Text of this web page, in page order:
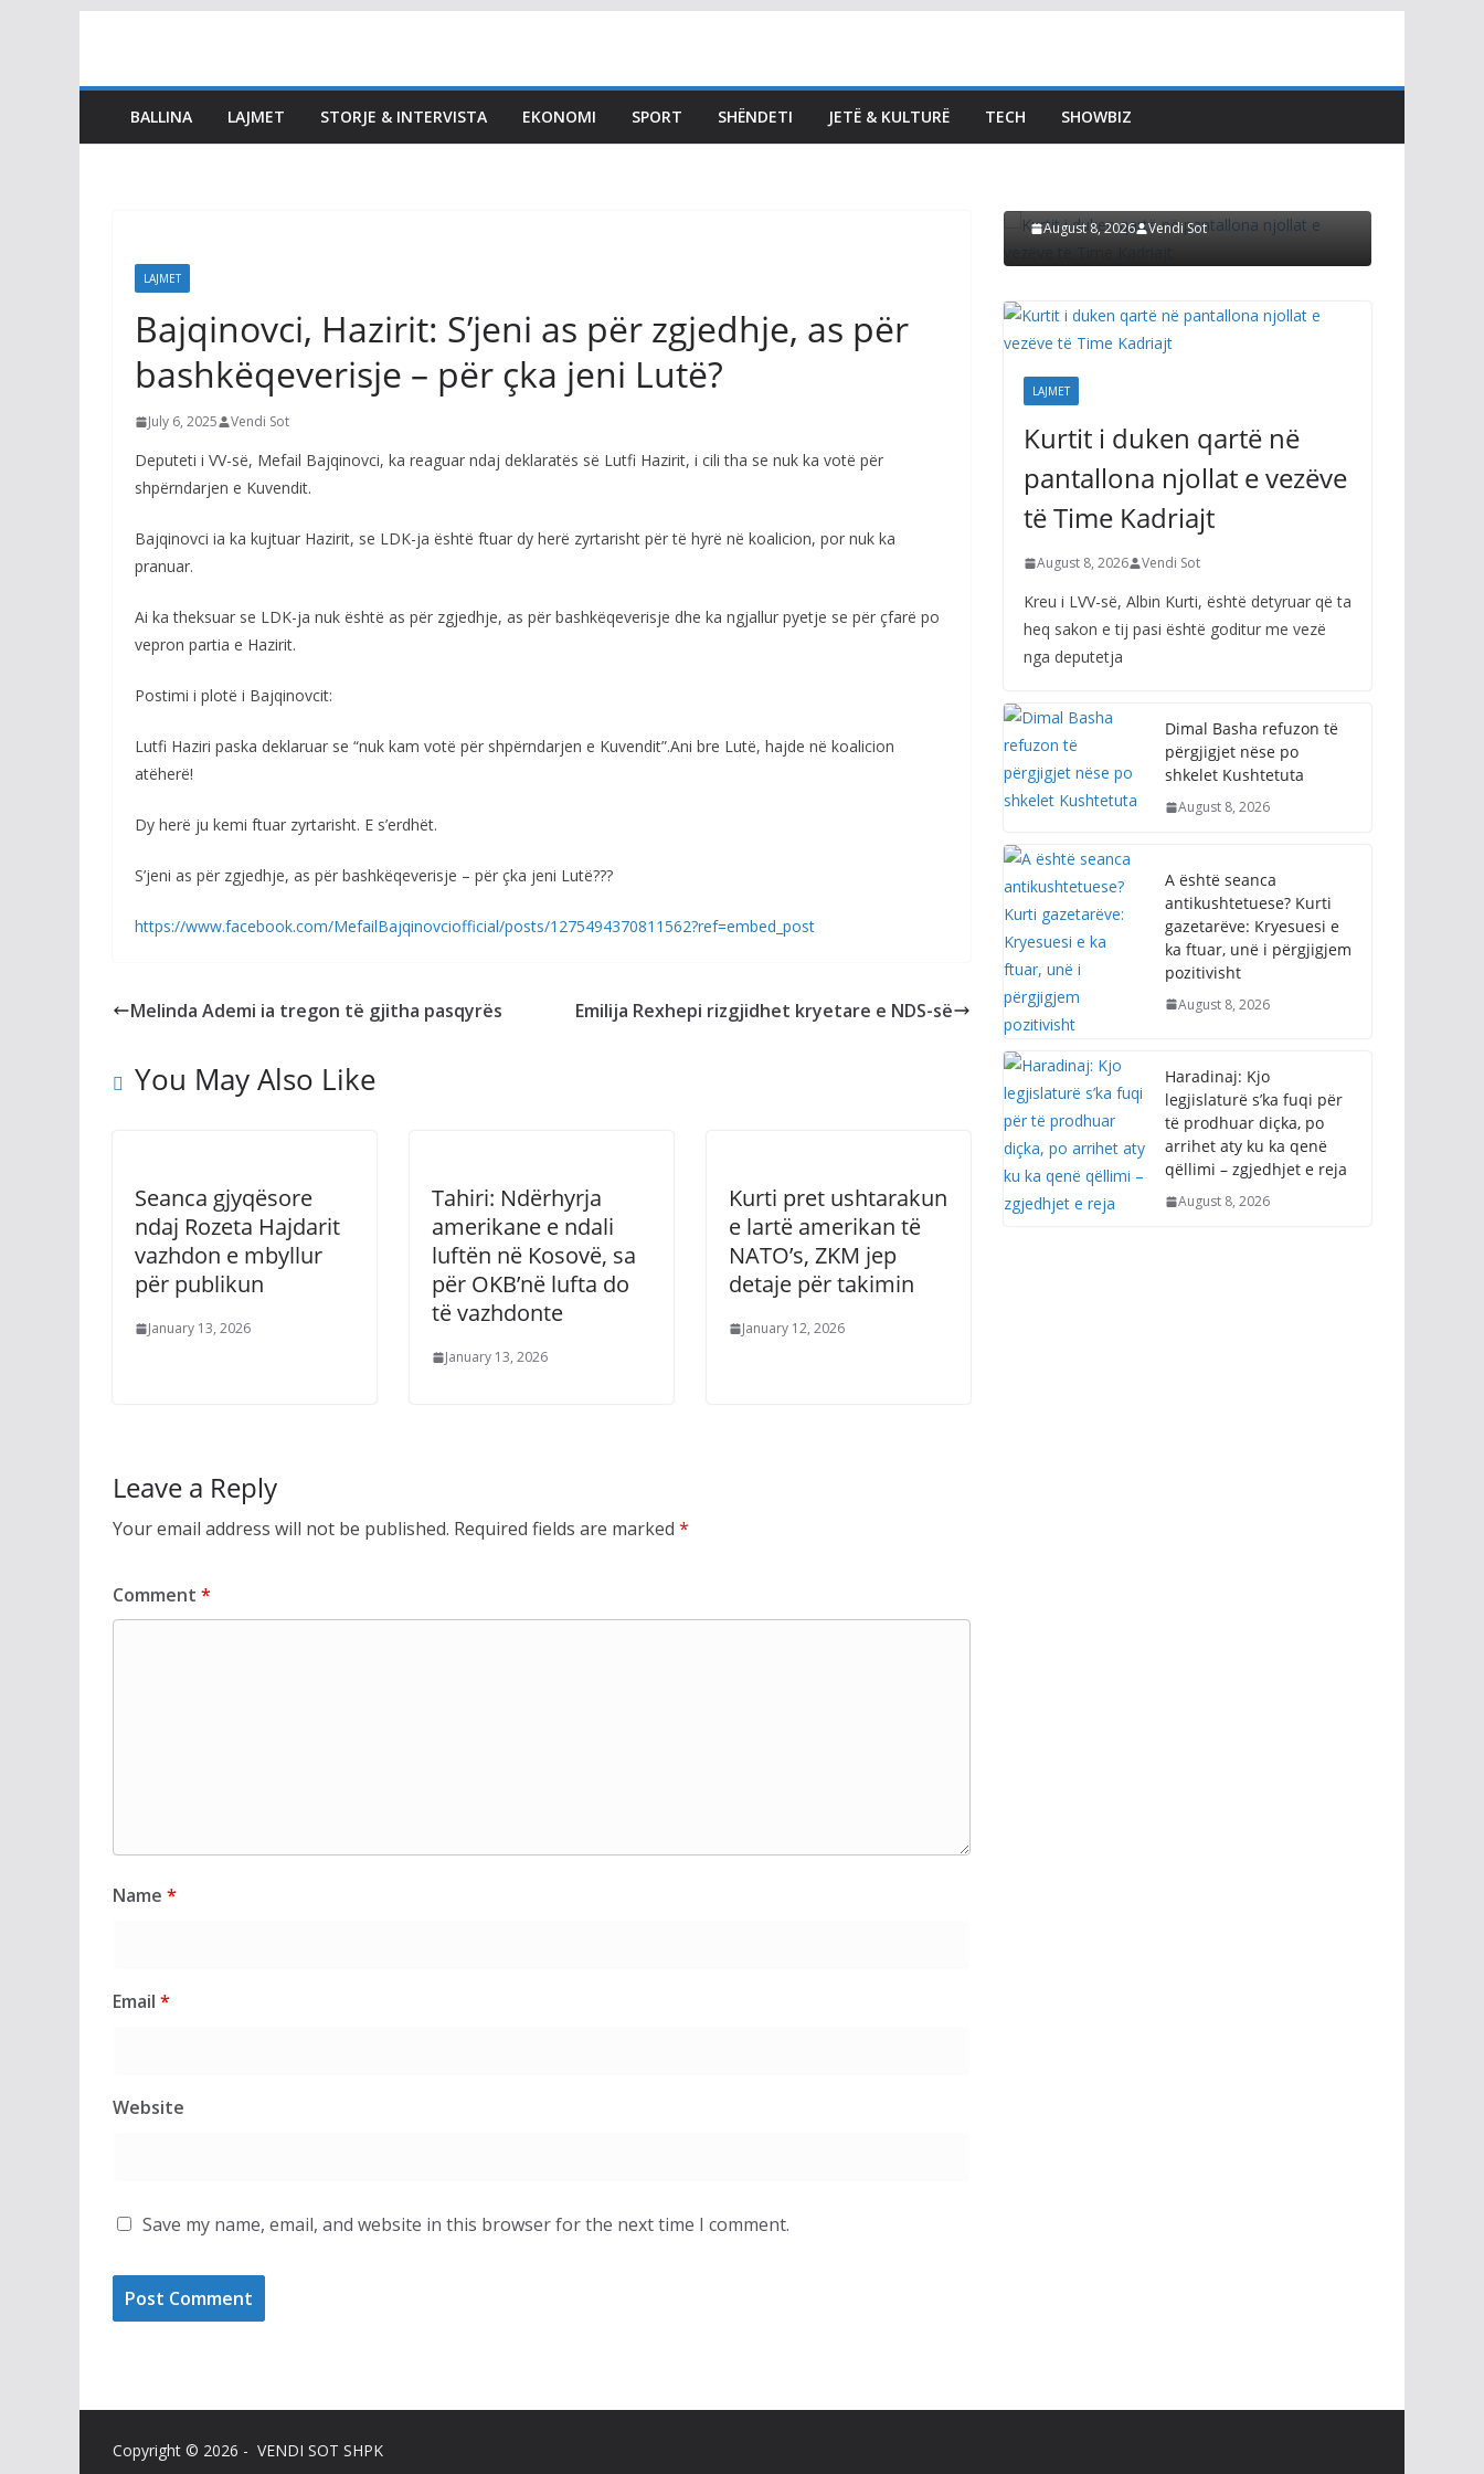
content
BALLINA LAJMET STORJE & INTERVISTA EKONOMI SPORT SHËNDETI JETË & KULTURË TECH SHOWBIZ
LAJMET
Bajqinovci, Hazirit: S’jeni as për zgjedhje, as për
bashkëqeverisje – për çka jeni Lutë?
July 6, 2025 Vendi Sot
Deputeti i VV-së, Mefail Bajqinovci, ka reaguar ndaj deklaratës së Lutfi Hazirit, i cili tha se nuk ka votë për
shpërndarjen e Kuvendit.
Bajqinovci ia ka kujtuar Hazirit, se LDK-ja është ftuar dy herë zyrtarisht për të hyrë në koalicion, por nuk ka
pranuar.
Ai ka theksuar se LDK-ja nuk është as për zgjedhje, as për bashkëqeverisje dhe ka ngjallur pyetje se për çfarë po
vepron partia e Hazirit.
Postimi i plotë i Bajqinovcit:
Lutfi Haziri paska deklaruar se “nuk kam votë për shpërndarjen e Kuvendit”.Ani bre Lutë, hajde në koalicion
atëherë!
Dy herë ju kemi ftuar zyrtarisht. E s’erdhët.
S’jeni as për zgjedhje, as për bashkëqeverisje – për çka jeni Lutë???
https://www.facebook.com/MefailBajqinovciofficial/posts/1275494370811562?ref=embed_post
Melinda Ademi ia tregon të gjitha pasqyrës Emilija Rexhepi rizgjidhet kryetare e NDS-së
You May Also Like
Seanca gjyqësore
ndaj Rozeta Hajdarit
vazhdon e mbyllur
për publikun
January 13, 2026
Tahiri: Ndërhyrja
amerikane e ndali
luftën në Kosovë, sa
për OKB’në lufta do
të vazhdonte
January 13, 2026
Kurti pret ushtarakun
e lartë amerikan të
NATO’s, ZKM jep
detaje për takimin
January 12, 2026
Leave a Reply
Your email address will not be published. Required fields are marked *
Comment *
Name *
Email *
Website
Save my name, email, and website in this browser for the next time I comment.
Haradinaj: Kjo legjislaturë
s’ka fuqi për të prodhuar
diçka, po arrihet aty ku
Kurtit i duken qartë në
pantallona njollat e
August 8, 2026 Vendi Sot
LAJMET
Kurtit i duken qartë në
pantallona njollat e vezëve
të Time Kadriajt
August 8, 2026 Vendi Sot
Kreu i LVV-së, Albin Kurti, është detyruar që ta
heq sakon e tij pasi është goditur me vezë
nga deputetja
Dimal Basha refuzon të
përgjigjet nëse po
shkelet Kushtetuta
August 8, 2026
A është seanca
antikushtetuese? Kurti
gazetarëve: Kryesuesi e
ka ftuar, unë i përgjigjem
pozitivisht
August 8, 2026
Haradinaj: Kjo
legjislaturë s’ka fuqi për
të prodhuar diçka, po
arrihet aty ku ka qenë
qëllimi – zgjedhjet e reja
August 8, 2026
Copyright © 2026 - VENDI SOT SHPK